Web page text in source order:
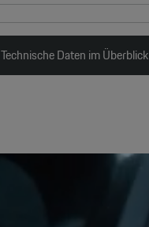
Technische Daten im Überblick